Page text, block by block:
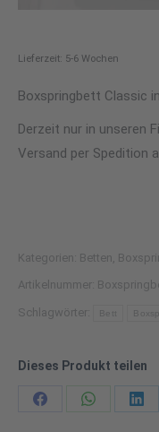
Lieferzeit: 5-6 Wochen
Boxspringbett Classic
Derzeit nur in unseren
Versand per Spedition
Kategorien: Betten
Artikelnummer:
Schlagwörter: Bett
Dieses Produkt teilen
Share
Share